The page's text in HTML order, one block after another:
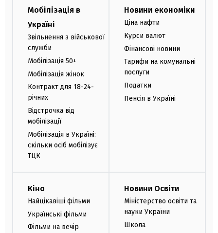
Мобілізація в
Україні
Звільнення з військової
служби
Мобілізація 50+
Мобілізація жінок
Контракт для 18-24-
річних
Відстрочка від
мобілізації
Мобілізація в Україні:
скільки осіб мобілізує
ТЦК
Новини економіки
Ціна нафти
Курси валют
Фінансові новини
Тарифи на комунальні
послуги
Податки
Пенсія в Україні
Кіно
Найцікавіші фільми
Українські фільми
Фільми на вечір
Новини Освіти
Міністерство освіти та
науки України
Школа